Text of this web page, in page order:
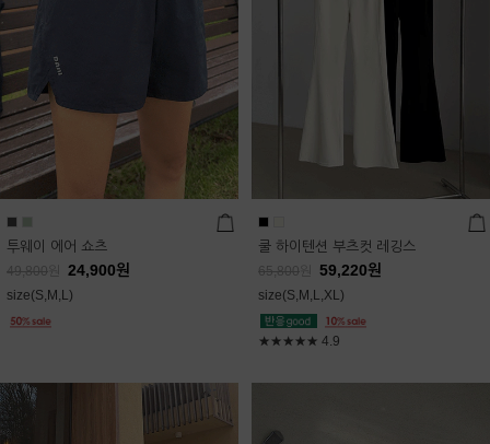
투웨이 에어 쇼츠
49,800 24,900원
size(S,M,L)
쿨 하이텐션 부츠컷 레깅스
65,800 59,220원
size(S,M,L,XL)
★★★★★ 4.9